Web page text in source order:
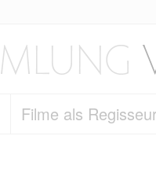
Filme als